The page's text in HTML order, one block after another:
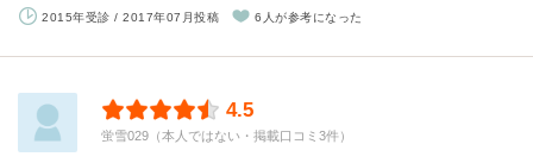
2015年受診 / 2017年07月投稿 6人が参考になった
4.5
蛍雪029（本人ではない・掲載口コミ3件）